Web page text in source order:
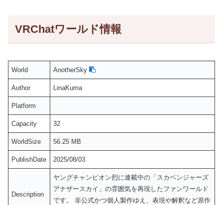
VRChatワールド情報
World AnotherSky
Author LinaKuma
Platform
Capacity 32
WorldSize 56.25 MB
PublishDate 2025/08/03
Description
ヤングチャンピオン烈に連載中の「スカベンジャーズ
アナザースカイ」の雰囲気を再現したファンワールド
です。 非公式かつ個人製作ゆえ、表現や解釈など原作